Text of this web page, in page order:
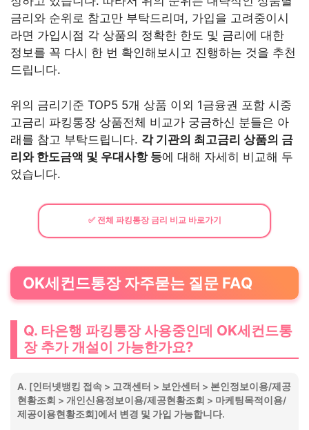
금리와 순위로 참고만 부탁드리며, 가입을 고려중이시
라면 가입시점 각 상품의 정확한 한도 및 금리에 대한
정보를 꼭 다시 한 번 확인해보시고 진행하는 것을 추천
드립니다.
위의 금리기준 TOP5 5개 상품 이외 1금융권 포함 시중
고금리 파킹통장 상품전체 비교가 궁금하신 분들은 아
래를 참고 부탁드립니다. 각 기관의 최고금리 상품의 금
리와 한도금액 및 우대사항 등에 대해 자세히 비교해 두
었습니다.
✅ 전체 파킹통장 금리 비교 바로가기
OK세컨드통장 자주묻는 질문 FAQ
Q. 타은행 파킹통장 사용중인데 OK세컨드통
장 추가 개설이 가능한가요?
A. [인터넷뱅킹 접속 > 고객센터 > 보안센터 > 본인정보이용/제공
현황조회 > 개인신용정보이용/제공현황조회 > 마케팅목적이용/
제공이용현황조회]에서 변경 및 가입 가능합니다.